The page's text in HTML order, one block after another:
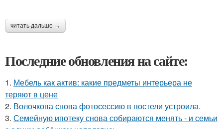
читать дальше →
Последние обновления на сайте:
1. Мебель как актив: какие предметы интерьера не
теряют в цене
2. Волочкова снова фотосессию в постели устроила.
3. Семейную ипотеку снова собираются менять - и семьи